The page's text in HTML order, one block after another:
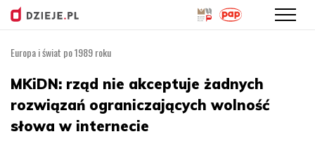
treści
Europa i świat po 1989 roku
MKiDN: rząd nie akceptuje żadnych
rozwiązań ograniczających wolność
słowa w internecie